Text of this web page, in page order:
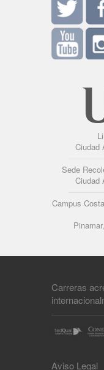
Ciudad
Sede
Ciudad
Campus
Carreras
Aviso Legal